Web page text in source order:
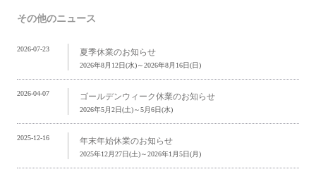
その他のニュース
2026-07-23 夏季休業のお知らせ
2026年8月12日(水)～2026年8月16日(日)
2026-04-07 ゴールデンウィーク休業のお知らせ
2026年5月2日(土)～5月6日(水)
2025-12-16 年末年始休業のお知らせ
2025年12月27日(土)～2026年1月5日(月)